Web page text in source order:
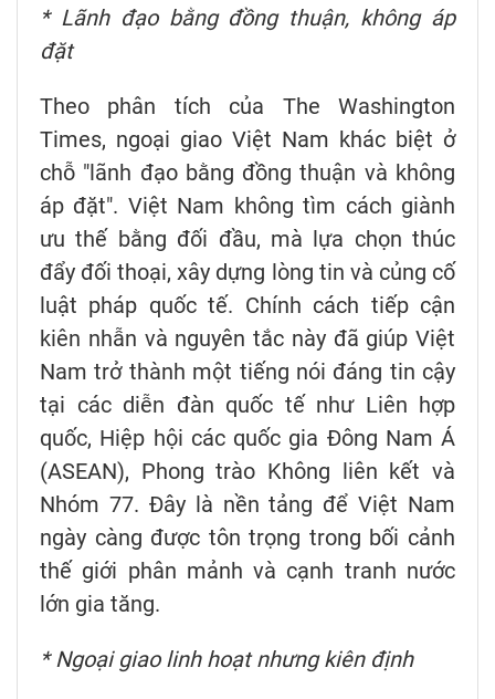
* Lãnh đạo bằng đồng thuận, không áp
đặt
Theo phân tích của The Washington
Times, ngoại giao Việt Nam khác biệt ở
chỗ "lãnh đạo bằng đồng thuận và không
áp đặt". Việt Nam không tìm cách giành
ưu thế bằng đối đầu, mà lựa chọn thúc
đẩy đối thoại, xây dựng lòng tin và củng cố
luật pháp quốc tế. Chính cách tiếp cận
kiên nhẫn và nguyên tắc này đã giúp Việt
Nam trở thành một tiếng nói đáng tin cậy
tại các diễn đàn quốc tế như Liên hợp
quốc, Hiệp hội các quốc gia Đông Nam Á
(ASEAN), Phong trào Không liên kết và
Nhóm 77. Đây là nền tảng để Việt Nam
ngày càng được tôn trọng trong bối cảnh
thế giới phân mảnh và cạnh tranh nước
lớn gia tăng.
* Ngoại giao linh hoạt nhưng kiên định